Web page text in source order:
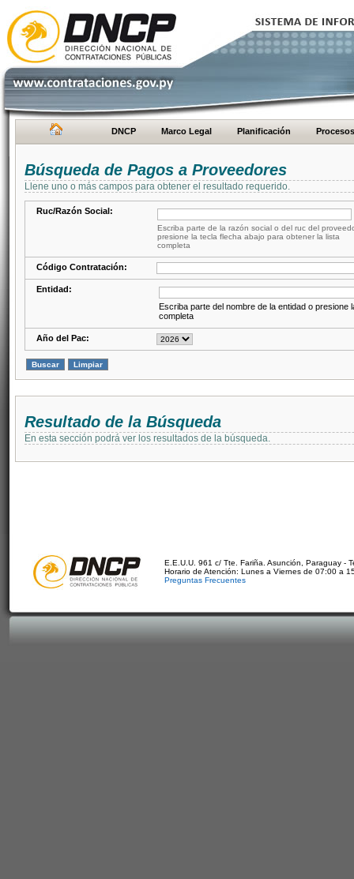
DNCP Marco Legal Planificación Procesos
Búsqueda de Pagos a Proveedores
Llene uno o más campos para obtener el resultado requerido.
Ruc/Razón Social:
Escriba parte de la razón social o del ruc del
presione la tecla flecha abajo para obtener la lista
completa
Código Contratación:
Entidad:
Escriba parte del nombre de la entidad o presione
completa
Año del Pac:
Resultado de la Búsqueda
En esta sección podrá ver los resultados de la búsqueda.
E.E.U.U. 961 c/ Tte. Fariña. Asunción, Paraguay -
Horario de Atención: Lunes a Viernes de 07:00 a
Preguntas Frecuentes